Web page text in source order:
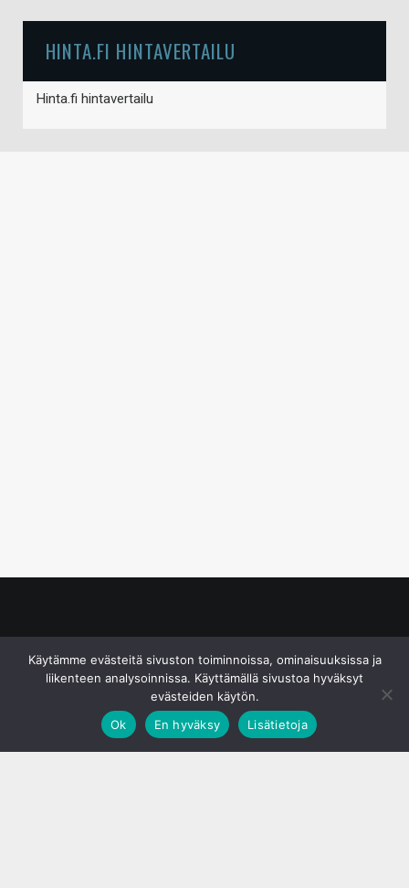
HINTA.FI HINTAVERTAILU
Hinta.fi hintavertailu
Käytämme evästeitä sivuston toiminnoissa, ominaisuuksissa ja
liikenteen analysoinnissa. Käyttämällä sivustoa hyväksyt
evästeiden käytön.
Ok
En hyväksy Lisätietoja